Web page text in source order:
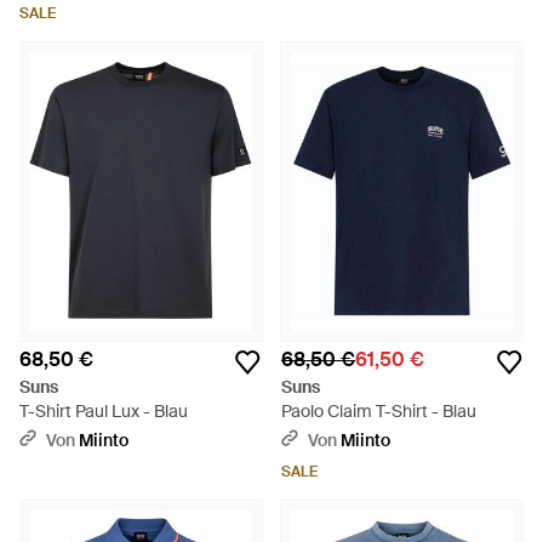
SALE
68,50 €
Suns
T-Shirt Paul Lux - Blau
Von Miinto
68,50 €61,50 €
Suns
Paolo Claim T-Shirt - Blau
Von Miinto
SALE